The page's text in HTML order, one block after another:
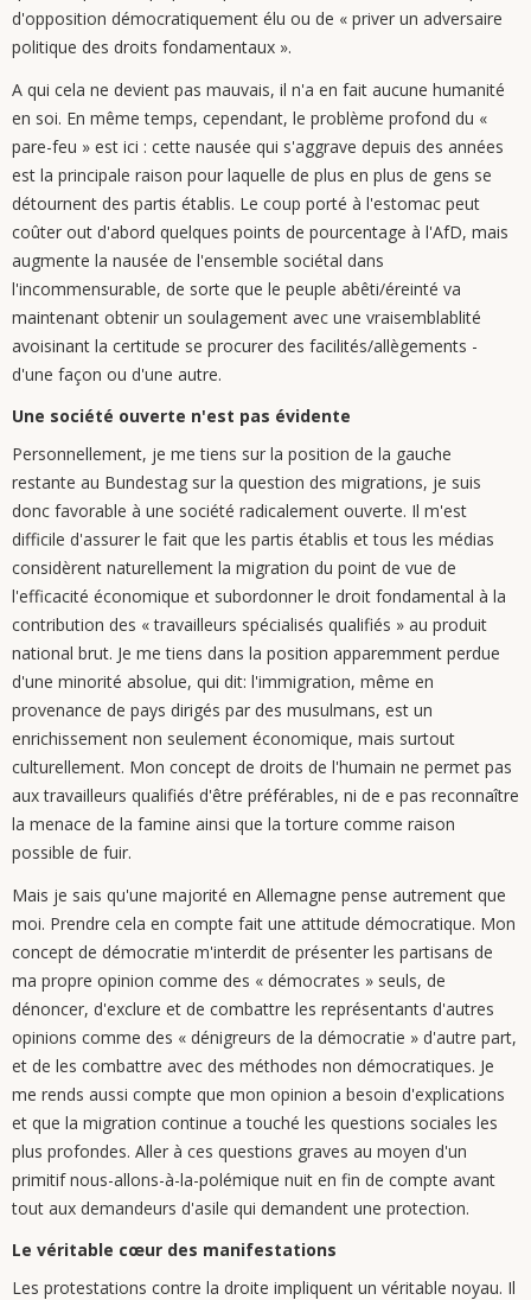
d'opposition démocratiquement élu ou de « priver un adversaire
politique des droits fondamentaux ».
A qui cela ne devient pas mauvais, il n'a en fait aucune humanité
en soi. En même temps, cependant, le problème profond du «
pare-feu » est ici : cette nausée qui s'aggrave depuis des années
est la principale raison pour laquelle de plus en plus de gens se
détournent des partis établis. Le coup porté à l'estomac peut
coûter out d'abord quelques points de pourcentage à l'AfD, mais
augmente la nausée de l'ensemble sociétal dans
l'incommensurable, de sorte que le peuple abêti/éreinté va
maintenant obtenir un soulagement avec une vraisemblablité
avoisinant la certitude se procurer des facilités/allègements -
d'une façon ou d'une autre.
Une société ouverte n'est pas évidente
Personnellement, je me tiens sur la position de la gauche
restante au Bundestag sur la question des migrations, je suis
donc favorable à une société radicalement ouverte. Il m'est
difficile d'assurer le fait que les partis établis et tous les médias
considèrent naturellement la migration du point de vue de
l'efficacité économique et subordonner le droit fondamental à la
contribution des « travailleurs spécialisés qualifiés » au produit
national brut. Je me tiens dans la position apparemment perdue
d'une minorité absolue, qui dit: l'immigration, même en
provenance de pays dirigés par des musulmans, est un
enrichissement non seulement économique, mais surtout
culturellement. Mon concept de droits de l'humain ne permet pas
aux travailleurs qualifiés d'être préférables, ni de e pas reconnaître
la menace de la famine ainsi que la torture comme raison
possible de fuir.
Mais je sais qu'une majorité en Allemagne pense autrement que
moi. Prendre cela en compte fait une attitude démocratique. Mon
concept de démocratie m'interdit de présenter les partisans de
ma propre opinion comme des « démocrates » seuls, de
dénoncer, d'exclure et de combattre les représentants d'autres
opinions comme des « dénigreurs de la démocratie » d'autre part,
et de les combattre avec des méthodes non démocratiques. Je
me rends aussi compte que mon opinion a besoin d'explications
et que la migration continue a touché les questions sociales les
plus profondes. Aller à ces questions graves au moyen d'un
primitif nous-allons-à-la-polémique nuit en fin de compte avant
tout aux demandeurs d'asile qui demandent une protection.
Le véritable cœur des manifestations
Les protestations contre la droite impliquent un véritable noyau. Il